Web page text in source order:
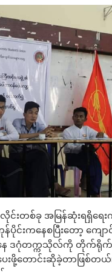
တစ်ခု အမြန်ဆုံးရရှိရေး
င်းကနေစပြီးတော့ ကျေ
ဒဂုံတက္ကသိုလ်ကို တိုက်ရိုက်
းဖို့တောင်းဆိုခဲ့တာဖြစ်တ